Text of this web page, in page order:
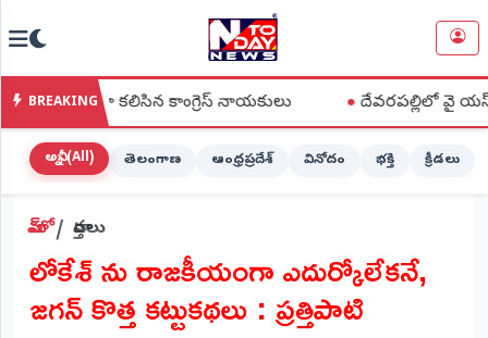
హోమ్
(Home)
STREAMING
లైవ్
టీవీ
(Live
BREAKING
కలిసిన కాంగ్రెస్ నాయకులు ●దేవరపల్లిలో వై యస్ జగన్ పొగాకు
అన్నీ (All) తెలంగాణ ఆంధ్రప్రదేశ్ వినోదం భక్తి క్రీడలు
హోమ్ వార్తలు
లోకేశ్ ను రాజకీయంగా ఎదుర్కోలేకనే,
జగన్ కొత్త కట్టుకథలు : ప్రత్తిపాటి